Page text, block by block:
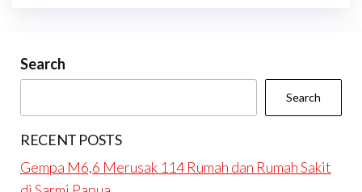
Search
Search
RECENT POSTS
Gempa M6,6 Merusak 114 Rumah dan Rumah Sakit